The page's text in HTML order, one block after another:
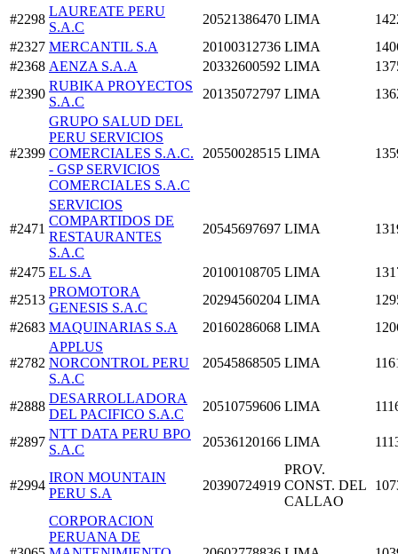
#2298
LAUREATE PERU
S.A.C
20521386470 LIMA
#2327 MERCANTIL S.A 20100312736 LIMA
#2368 AENZA S.A.A 20332600592 LIMA
#2390
RUBIKA PROYECTOS
S.A.C
20135072797 LIMA
#2399
GRUPO SALUD DEL
PERU SERVICIOS
COMERCIALES S.A.C.
- GSP SERVICIOS
COMERCIALES S.A.C
20550028515 LIMA
#2471
SERVICIOS
COMPARTIDOS DE
RESTAURANTES
S.A.C
20545697697 LIMA
#2475 EL S.A 20100108705 LIMA
#2513
PROMOTORA
GENESIS S.A.C
20294560204 LIMA
#2683 MAQUINARIAS S.A 20160286068 LIMA
#2782
APPLUS
NORCONTROL PERU
S.A.C
20545868505 LIMA
#2888
DESARROLLADORA
DEL PACIFICO S.A.C
20510759606 LIMA
#2897
NTT DATA PERU BPO
S.A.C
20536120166 LIMA
#2994
IRON MOUNTAIN
PERU S.A
20390724919
PROV.
CONST. DEL
CALLAO
CORPORACION
PERUANA DE